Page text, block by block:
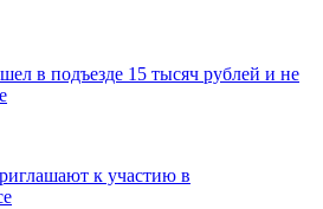
в подъезде 15 тысяч рублей и не
к участию в